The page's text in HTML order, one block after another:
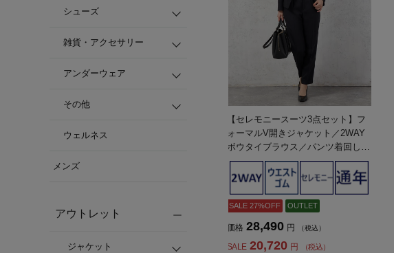
シューズ
雑貨・アクセサリー
アンダーウェア
その他
ウェルネス
メンズ
アウトレット
ジャケット
【セレモニースーツ3点セット】フ
ォーマルV開きジャケット／2WAY
ボウタイブラウス／パンツ着回し可
能SOFFICE通年礼服【レディー
ス】
SALE 27%OFF OUTLET
価格 28,490 円 （税込）
SALE 20,720 円 （税込）